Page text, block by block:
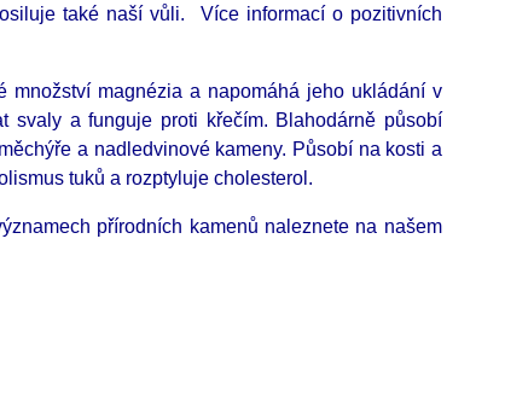
také naší vůli. Více informací o pozitivních
množství magnézia a napomáhá jeho ukládání v
svaly a funguje proti křečím. Blahodárně působí
a nadledvinové kameny. Působí na kosti a
tuků a rozptyluje cholesterol.
přírodních kamenů naleznete na našem